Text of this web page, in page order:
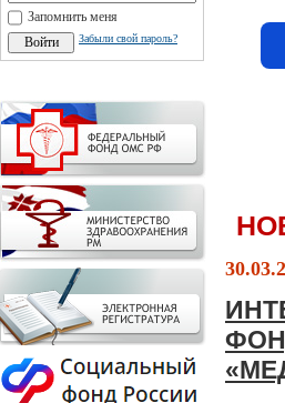
Запомнить меня
Забыли свой пароль?